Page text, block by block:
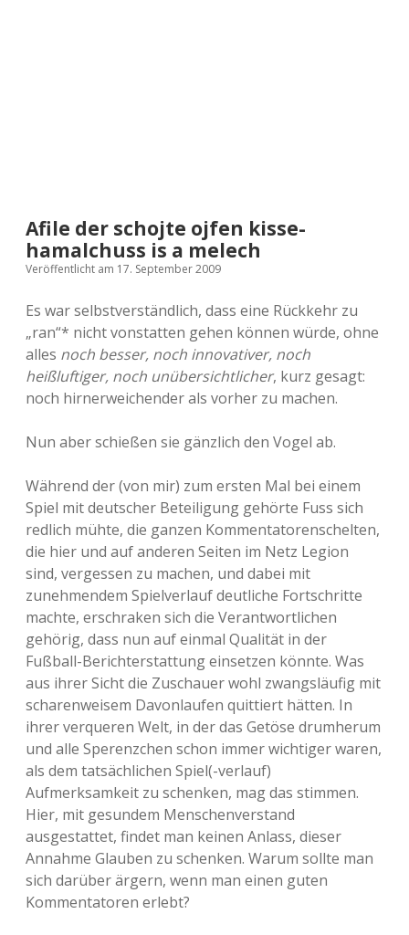
Afile der schojte ojfen kisse-
hamalchuss is a melech
Veröffentlicht am 17. September 2009
Es war selbstverständlich, dass eine Rückkehr zu
„ran“* nicht vonstatten gehen können würde, ohne
alles noch besser, noch innovativer, noch
heißluftiger, noch unübersichtlicher, kurz gesagt:
noch hirnerweichender als vorher zu machen.
Nun aber schießen sie gänzlich den Vogel ab.
Während der (von mir) zum ersten Mal bei einem
Spiel mit deutscher Beteiligung gehörte Fuss sich
redlich mühte, die ganzen Kommentatorenschelten,
die hier und auf anderen Seiten im Netz Legion
sind, vergessen zu machen, und dabei mit
zunehmendem Spielverlauf deutliche Fortschritte
machte, erschraken sich die Verantwortlichen
gehörig, dass nun auf einmal Qualität in der
Fußball-Berichterstattung einsetzen könnte. Was
aus ihrer Sicht die Zuschauer wohl zwangsläufig mit
scharenweisem Davonlaufen quittiert hätten. In
ihrer verqueren Welt, in der das Getöse drumherum
und alle Sperenzchen schon immer wichtiger waren,
als dem tatsächlichen Spiel(-verlauf)
Aufmerksamkeit zu schenken, mag das stimmen.
Hier, mit gesundem Menschenverstand
ausgestattet, findet man keinen Anlass, dieser
Annahme Glauben zu schenken. Warum sollte man
sich darüber ärgern, wenn man einen guten
Kommentatoren erlebt?